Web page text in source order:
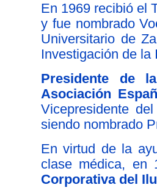
En 1969 recibió el
y fue nombrado
Universitario de
Investigación de la
Presidente de
Asociación
Vicepresidente
siendo nombrado
En virtud de la
clase médica,
Corporativa del